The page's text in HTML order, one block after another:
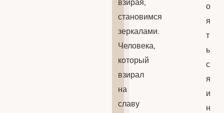
становимся
зеркалами.
Человека,
который
взирал
на
славу
о
я
т
ь
с
я
и
н